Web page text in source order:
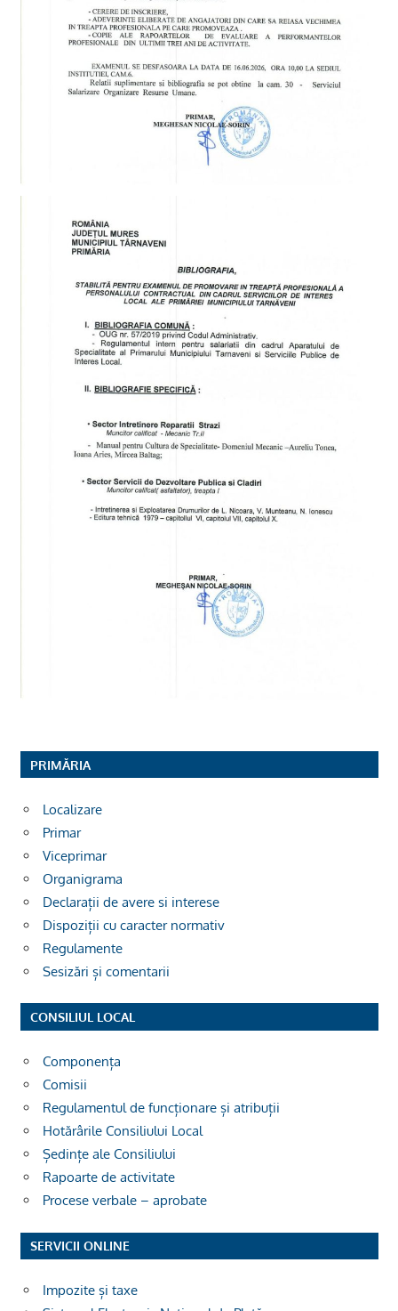
PRIMĂRIA
Localizare
Primar
Viceprimar
Organigrama
Declarații de avere si interese
Dispoziții cu caracter normativ
Regulamente
Sesizări și comentarii
CONSILIUL LOCAL
Componența
Comisii
Regulamentul de funcționare și atribuții
Hotărârile Consiliului Local
Ședințe ale Consiliului
Rapoarte de activitate
Procese verbale – aprobate
SERVICII ONLINE
Impozite și taxe